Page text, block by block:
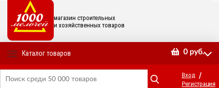
магазин строительных
и хозяйственных товаров
Каталог товаров 0 руб.
Вход /
Регистрация